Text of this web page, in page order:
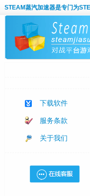
STEAM蒸汽加速器是专门为
下载软件
服务条款
关于我们